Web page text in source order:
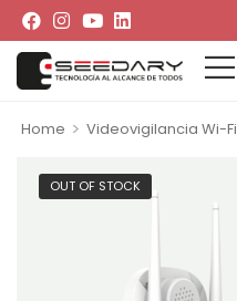
Home > Videovigilancia Wi-Fi
OUT OF STOCK